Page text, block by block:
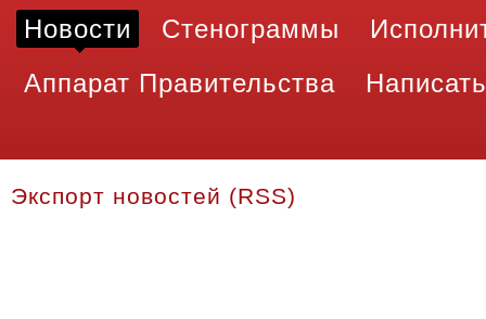
Новости Стенограммы
Аппарат Правительства
Экспорт новостей (RSS)